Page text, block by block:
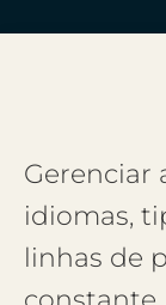
Gerenciar
idiomas,
linhas de